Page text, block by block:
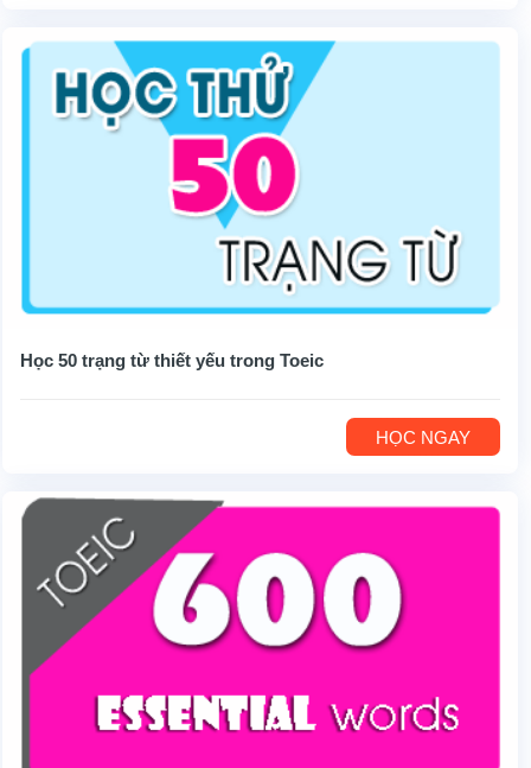
Học 50 trạng từ thiết yếu trong Toeic
HỌC NGAY